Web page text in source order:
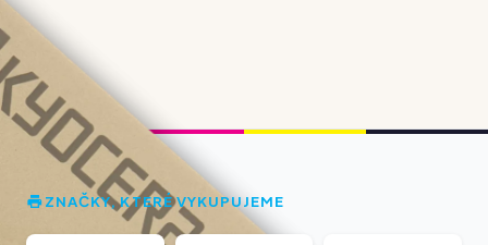
ZNAČKY, KTERÉ VYKUPUJEME